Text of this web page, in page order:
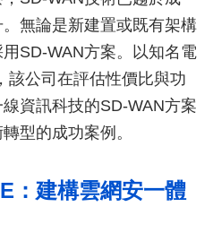
無論是新建置或既有架構
SD-WAN方案。以知名電
該公司在評估性價比與功
資訊科技的SD-WAN方案
型的成功案例。
：建構雲網安一體